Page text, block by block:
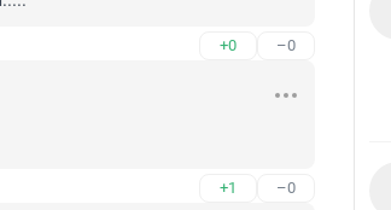
+0 –0
+1 –0